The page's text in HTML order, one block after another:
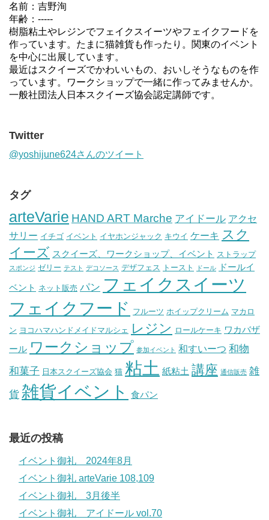
名前：吉野洵
年齢：-----
樹脂粘土やレジンでフェイクスイーツやフェイクフードを
作っています。たまに猫雑貨も作ったり。関東のイベント
を中心に出展しています。
最近はスクイーズでかわいいもの、おいしそうなものを作
っています。ワークショップで一緒に作ってみませんか。
一般社団法人日本スクイーズ協会認定講師です。
Twitter
@yoshijune624さんのツイート
タグ
arteVarie HAND ART Marche アイドール アクセ
サリー イチゴ イベント イヤホンジャック キウイ ケーキ スク
イーズ スクイーズ、ワークショップ、イベント ストラップ
スポンジ ゼリー テスト デコソース デザフェス トースト ドール ドールイ
ベント ネット販売 パン フェイクスイーツ
フェイクフード フルーツ ホイップクリーム マカロ
ン ヨコハマハンドメイドマルシェ レジン ロールケーキ ワカバザ
ール ワークショップ 参加イベント 和すいーつ 和物
和菓子 日本スクイーズ協会 猫 粘土 紙粘土 講座 通信販売 雑
貨 雑貨イベント 食パン
最近の投稿
イベント御礼 2024年8月
イベント御礼 arteVarie 108,109
イベント御礼 3月後半
イベント御礼 アイドール vol.70